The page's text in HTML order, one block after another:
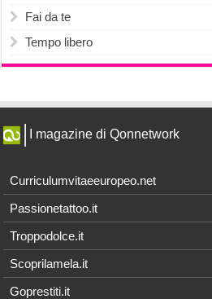
Fai da te
Tempo libero
I magazine di Qonnetwork
Curriculumvitaeeuropeo.net
Passionetattoo.it
Troppodolce.it
Scoprilamela.it
Goprestiti.it